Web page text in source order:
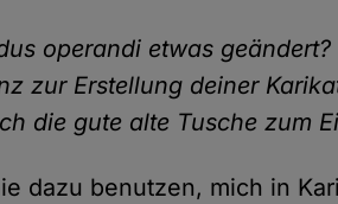
operandi etwas
zur Erstellung deiner
die gute alte Tusche zum
dazu benutzen, mich in